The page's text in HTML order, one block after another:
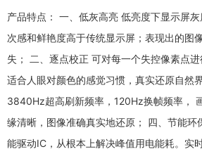
产品特点： 一、低灰高亮 低亮度下显示屏
次感和鲜艳度高于传统显示屏；表现出的图
失； 二、逐点校正 可对每一个失控像素点
适合人眼对颜色的感觉习惯，真实还原自然
3840Hz超高刷新频率，120Hz换帧频率，
缘清晰，图像准确真实地还原； 四、节能环
能驱动IC，从根本上解决峰值用电能耗。实